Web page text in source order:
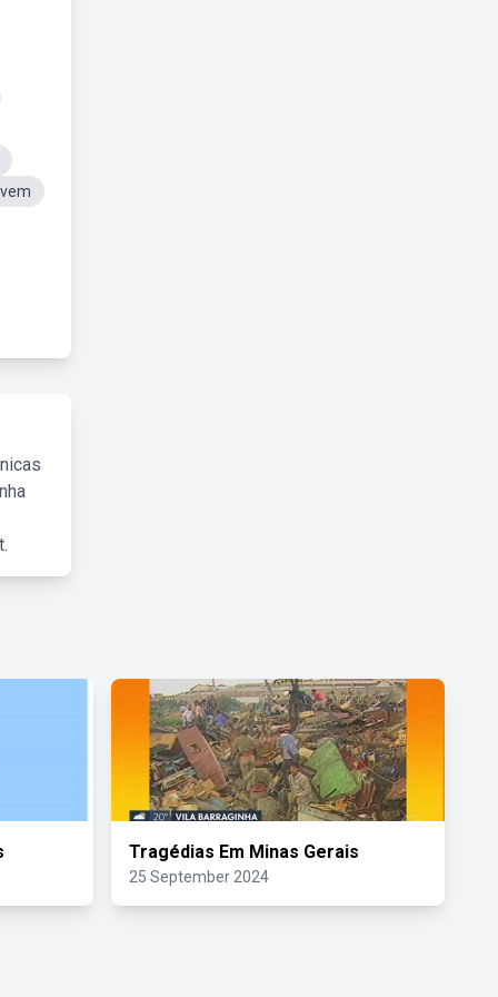
Tragédias Em Minas Gerais
25 September 2024